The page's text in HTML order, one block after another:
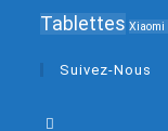
Tablettes Xiaomi
Suivez-Nous